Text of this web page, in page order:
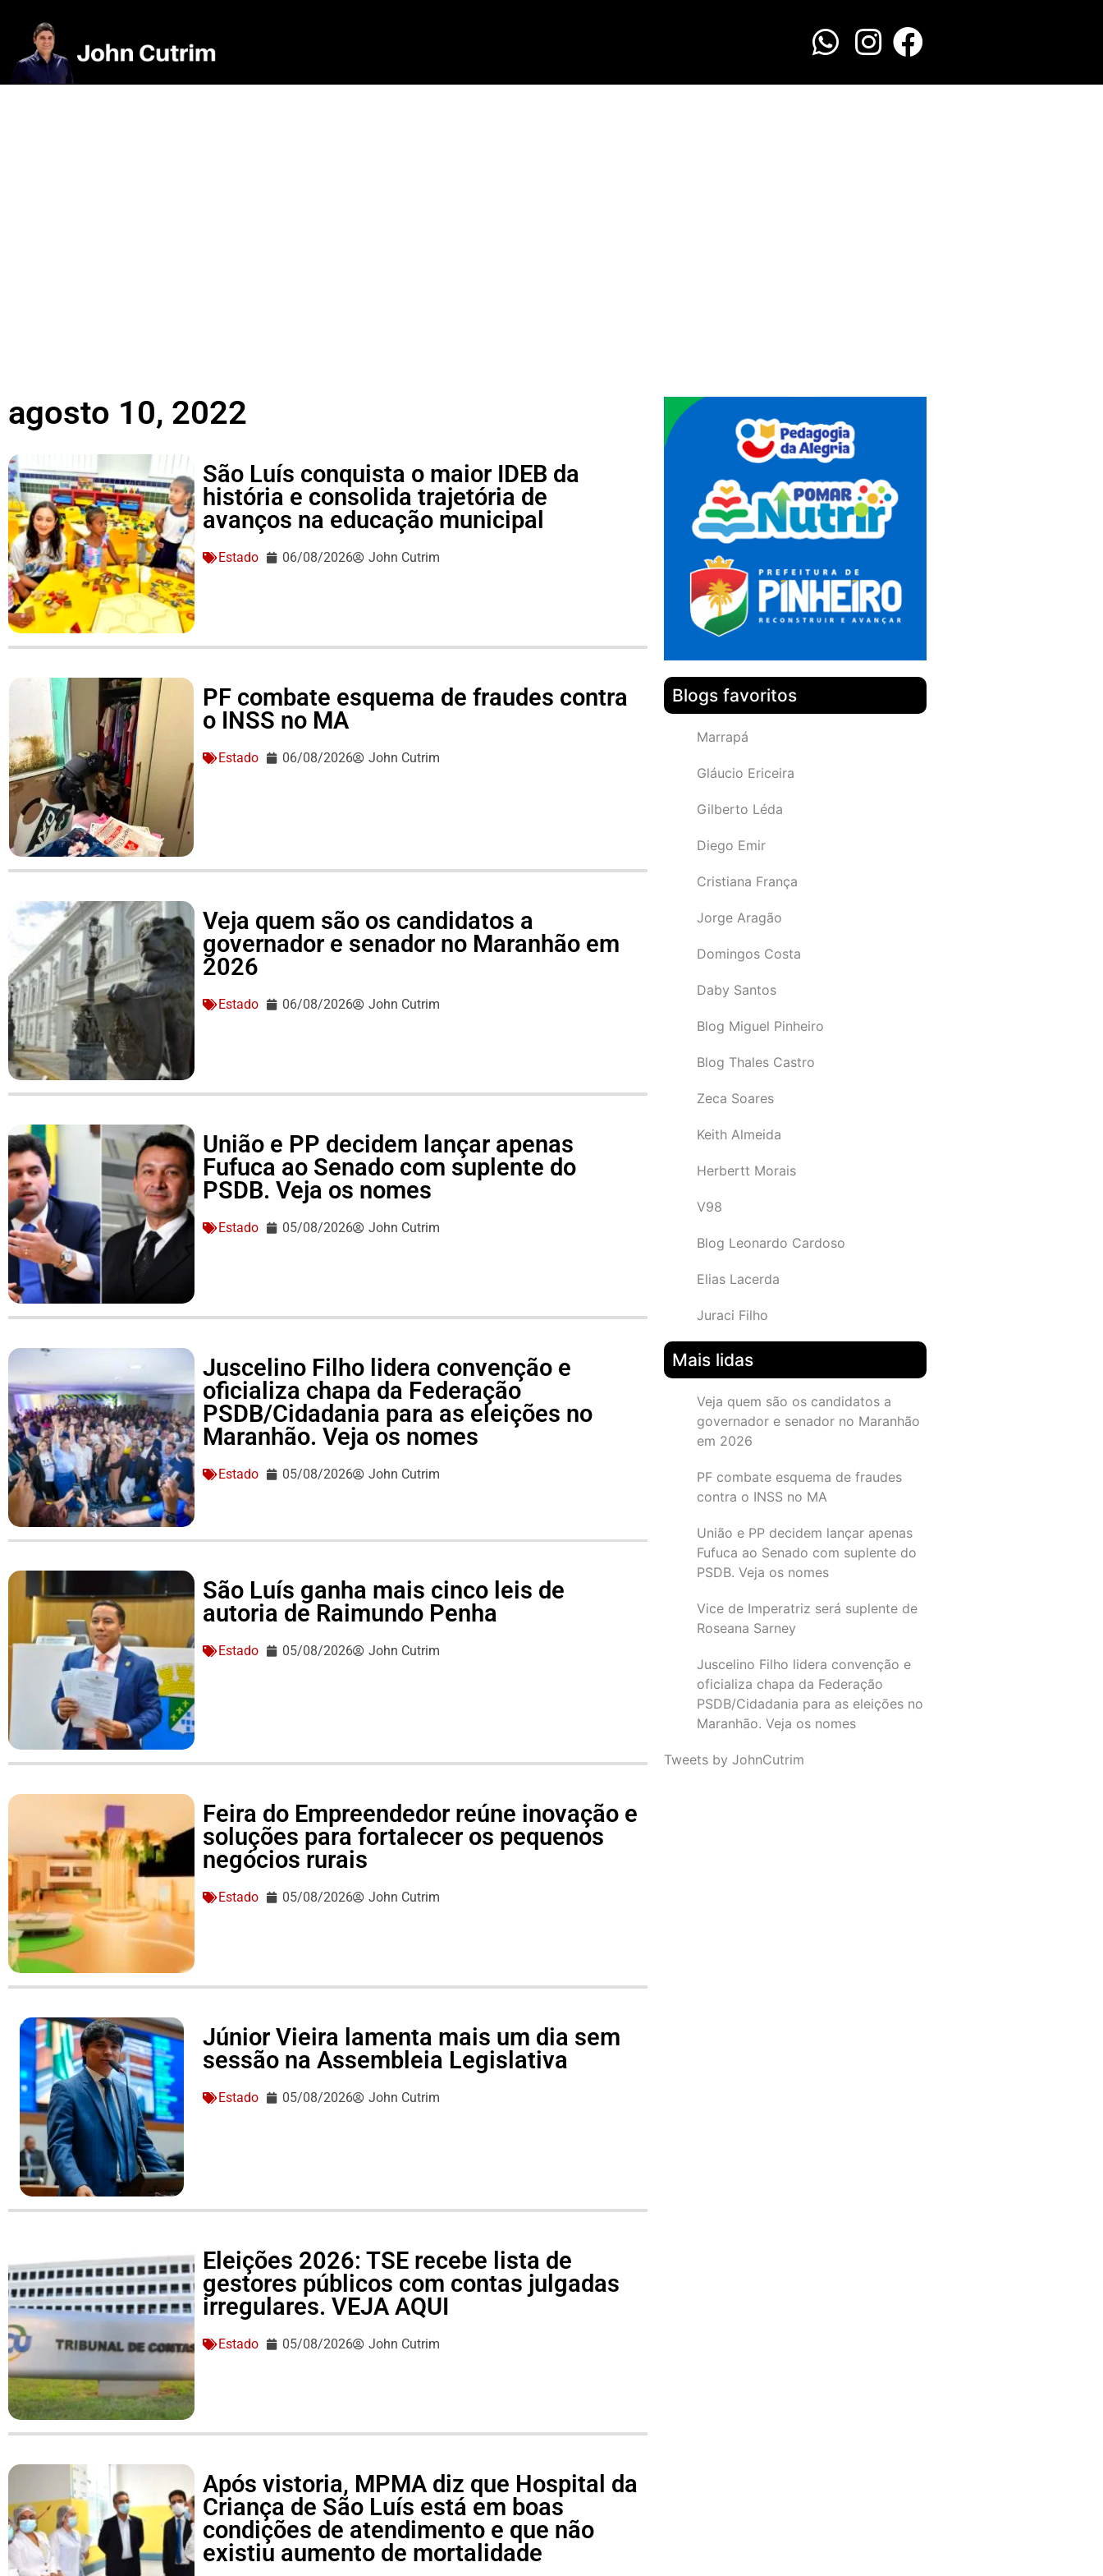
agosto 10, 2022
São Luís conquista o maior IDEB da
história e consolida trajetória de
avanços na educação municipal
Estado 06/08/2026 John Cutrim
PF combate esquema de fraudes contra
o INSS no MA
Estado 06/08/2026 John Cutrim
Veja quem são os candidatos a
governador e senador no Maranhão em
2026
Estado 06/08/2026 John Cutrim
União e PP decidem lançar apenas
Fufuca ao Senado com suplente do
PSDB. Veja os nomes
Estado 05/08/2026 John Cutrim
Juscelino Filho lidera convenção e
oficializa chapa da Federação
PSDB/Cidadania para as eleições no
Maranhão. Veja os nomes
Estado 05/08/2026 John Cutrim
São Luís ganha mais cinco leis de
autoria de Raimundo Penha
Estado 05/08/2026 John Cutrim
Feira do Empreendedor reúne inovação e
soluções para fortalecer os pequenos
negócios rurais
Estado 05/08/2026 John Cutrim
Júnior Vieira lamenta mais um dia sem
sessão na Assembleia Legislativa
Estado 05/08/2026 John Cutrim
Eleições 2026: TSE recebe lista de
gestores públicos com contas julgadas
irregulares. VEJA AQUI
Estado 05/08/2026 John Cutrim
Após vistoria, MPMA diz que Hospital da
Criança de São Luís está em boas
condições de atendimento e que não
existiu aumento de mortalidade
Blogs favoritos
Marrapá
Gláucio Ericeira
Gilberto Léda
Diego Emir
Cristiana França
Jorge Aragão
Domingos Costa
Daby Santos
Blog Miguel Pinheiro
Blog Thales Castro
Zeca Soares
Keith Almeida
Herbertt Morais
V98
Blog Leonardo Cardoso
Elias Lacerda
Juraci Filho
Mais lidas
Veja quem são os candidatos a
governador e senador no Maranhão
em 2026
PF combate esquema de fraudes
contra o INSS no MA
União e PP decidem lançar apenas
Fufuca ao Senado com suplente do
PSDB. Veja os nomes
Vice de Imperatriz será suplente de
Roseana Sarney
Juscelino Filho lidera convenção e
oficializa chapa da Federação
PSDB/Cidadania para as eleições no
Maranhão. Veja os nomes
Tweets by JohnCutrim